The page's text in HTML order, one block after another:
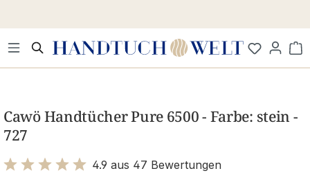
Cawö Handtücher Pure 6500 - Farbe: stein -
727
4.9 aus 47 Bewertungen